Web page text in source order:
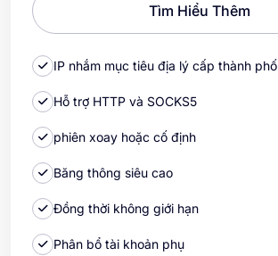
Tìm Hiểu Thêm
IP nhắm mục tiêu địa lý cấp thành phố
Hỗ trợ HTTP và SOCKS5
phiên xoay hoặc cố định
Băng thông siêu cao
Đồng thời không giới hạn
Phân bổ tài khoản phụ